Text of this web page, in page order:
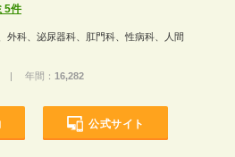
5件
外科、泌尿器科、肛門科、性病科、人間
| 年間： 16,282
公式サイト